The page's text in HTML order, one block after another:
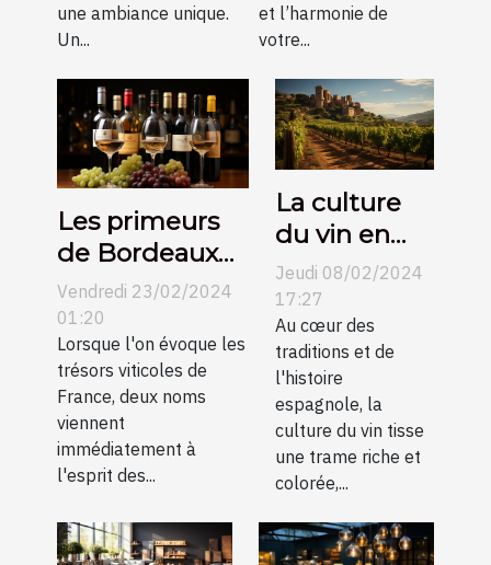
une ambiance unique.
Un...
et l’harmonie de
votre...
Les primeurs
de Bordeaux
contre
Bourgogne :
une
comparaison
pour les
collectionneurs
Vendredi 23/02/2024
01:20
Lorsque l'on évoque les
trésors viticoles de
France, deux noms
viennent
immédiatement à
l'esprit des...
La culture
du vin en
Espagne et
son
évolution au
fil des
siècles
Jeudi 08/02/2024
17:27
Au cœur des
traditions et de
l'histoire
espagnole, la
culture du vin tisse
une trame riche et
colorée,...